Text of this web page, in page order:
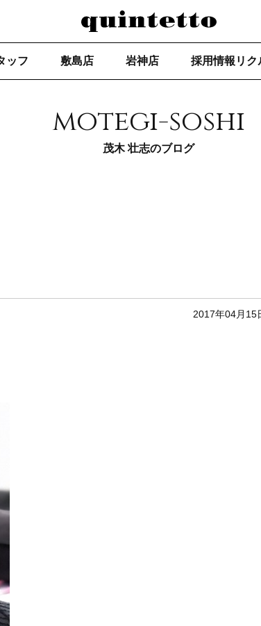
ッフ 敷島店 岩神店 採用情報リク
motegi-soshi
茂木 壮志のブログ
2017年04月15